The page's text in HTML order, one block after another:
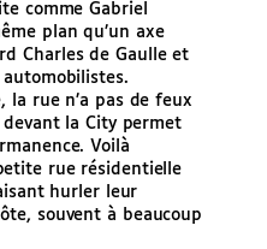
comme Gabriel
plan qu’un axe
Charles de Gaulle et
la rue n’a pas de feux
la City permet
Voilà
rue résidentielle
hurler leur
souvent à beaucoup